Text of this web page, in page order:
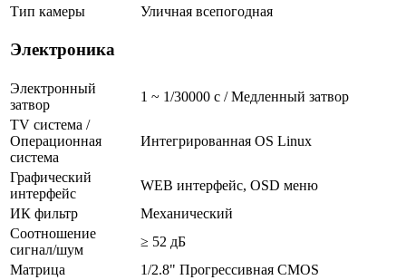
Тип камеры
Уличная всепогодная
Электроника
Электронный
затвор
1 ~ 1/30000 с / Медленный затвор
TV система /
Операционная
система
Интегрированная OS Linux
Графический
интерфейс
WEB интерфейс, OSD меню
ИК фильтр
Механический
Соотношение
сигнал/шум
≥ 52 дБ
Матрица
1/2.8" Прогрессивная CMOS